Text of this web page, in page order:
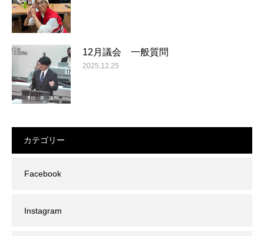
12月議会 一般質問
2025.12.25
カテゴリー
Facebook
Instagram